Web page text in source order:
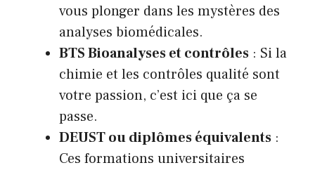
vous plonger dans les mystères des
analyses biomédicales.
BTS Bioanalyses et contrôles : Si la
chimie et les contrôles qualité sont
votre passion, c’est ici que ça se
passe.
DEUST ou diplômes équivalents :
Ces formations universitaires